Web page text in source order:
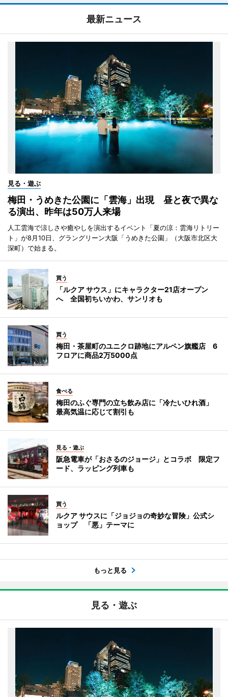
最新ニュース
見る・遊ぶ
梅田・うめきた公園に「雲海」出現 昼と夜で異な
る演出、昨年は50万人来場
人工雲海で涼しさや癒やしを演出するイベント「夏の涼：雲海リトリー
ト」が8月10日、グラングリーン大阪「うめきた公園」（大阪市北区大
深町）で始まる。
買う
「ルクア サウス」にキャラクター21店オープン
へ 全国初ちいかわ、サンリオも
買う
梅田・茶屋町のユニクロ跡地にアルペン旗艦店 6
フロアに商品2万5000点
食べる
梅田のふぐ専門の立ち飲み店に「冷たいひれ酒」
最高気温に応じて割引も
見る・遊ぶ
阪急電車が「おさるのジョージ」とコラボ 限定フ
ード、ラッピング列車も
買う
ルクア サウスに「ジョジョの奇妙な冒険」公式シ
ョップ 「悪」テーマに
もっと見る
見る・遊ぶ